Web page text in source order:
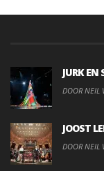
JURK EN
DOOR NEIL
JOOST
DOOR NEIL